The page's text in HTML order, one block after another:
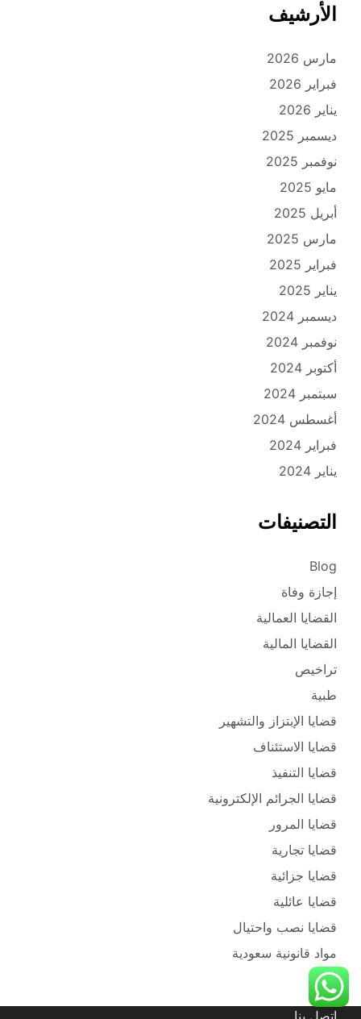
الأرشيف
مارس 2026
فبراير 2026
يناير 2026
ديسمبر 2025
نوفمبر 2025
مايو 2025
أبريل 2025
مارس 2025
فبراير 2025
يناير 2025
ديسمبر 2024
نوفمبر 2024
أكتوبر 2024
سبتمبر 2024
أغسطس 2024
فبراير 2024
يناير 2024
التصنيفات
Blog
إجازة وفاة
القضايا العمالية
القضايا المالية
تراخيص
طبية
قضايا الإبتزاز والتشهير
قضايا الاستئناف
قضايا التنفيذ
قضايا الجرائم الإلكترونية
قضايا المرور
قضايا تجارية
قضايا جزائية
قضايا عائلية
قضايا نصب واحتيال
مواد قانونية سعودية
اتصل بنا